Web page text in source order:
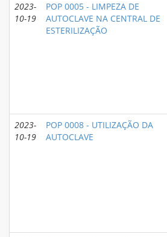
2023-
10-19
POP 0005 - LIMPEZA DE
AUTOCLAVE NA CENTRAL DE
ESTERILIZAÇÃO
2023-
10-19
POP 0008 - UTILIZAÇÃO DA
AUTOCLAVE